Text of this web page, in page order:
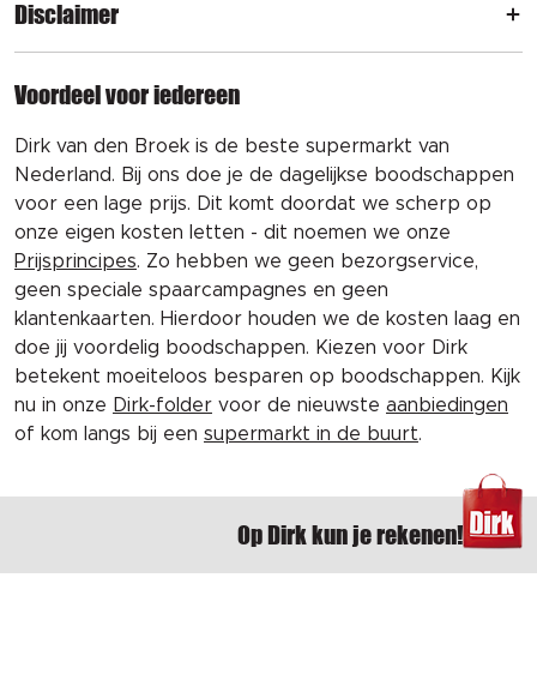
Disclaimer
Voordeel voor iedereen
Dirk van den Broek is de beste supermarkt van
Nederland. Bij ons doe je de dagelijkse boodschappen
voor een lage prijs. Dit komt doordat we scherp op
onze eigen kosten letten - dit noemen we onze
Prijsprincipes. Zo hebben we geen bezorgservice,
geen speciale spaarcampagnes en geen
klantenkaarten. Hierdoor houden we de kosten laag en
doe jij voordelig boodschappen. Kiezen voor Dirk
betekent moeiteloos besparen op boodschappen. Kijk
nu in onze Dirk-folder voor de nieuwste aanbiedingen
of kom langs bij een supermarkt in de buurt.
Op Dirk kun je rekenen!